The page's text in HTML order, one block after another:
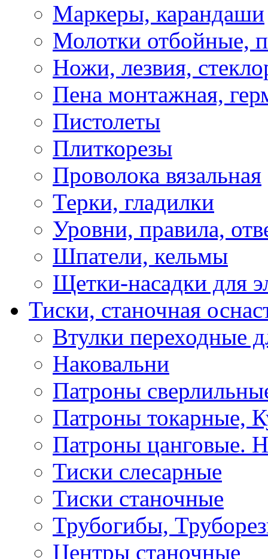
Маркеры, карандаши
Молотки отбойные,
Ножи, лезвия,
Пена монтажная,
Пистолеты
Плиткорезы
Проволока вязальная
Терки, гладилки
Уровни, правила,
Шпатели, кельмы
Щетки-насадки для
Тиски, станочная
Втулки переходные
Наковальни
Патроны
Патроны токарные,
Патроны цанговые.
Тиски слесарные
Тиски станочные
Трубогибы,
Центры станочные